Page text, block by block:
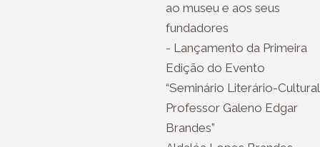
ao museu e aos seus
fundadores
- Lançamento da Primeira
Edição do Evento
“Seminário Literário-Cultural
Professor Galeno Edgar
Brandes”